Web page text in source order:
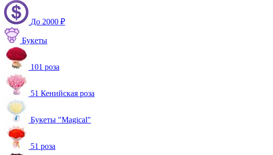
До 2000 ₽
Букеты
101 роза
51 Кенийская роза
Букеты "Magical"
51 роза